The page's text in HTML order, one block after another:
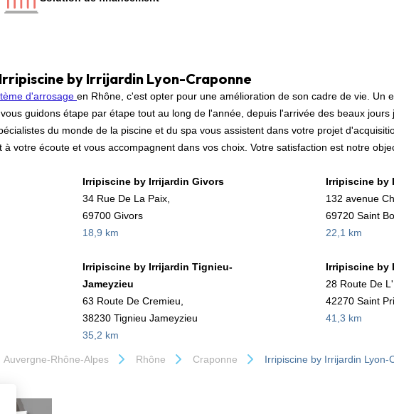
by Irrijardin Lyon-Craponne
d'arrosage en Rhône, c'est opter pour une amélioration de son cadre de vie. Un
guidons étape par étape tout au long de l'année, depuis l'arrivée des beaux
du monde de la piscine et du spa vous assistent dans votre projet
votre écoute et vous accompagnent dans vos choix. Votre satisfaction est notre
Irripiscine by Irrijardin Givors
34 Rue De La Paix,
69700 Givors
18,9 km
Irripiscine by
132 avenue
69720 Saint
22,1 km
Irripiscine by Irrijardin Tignieu-
Jameyzieu
63 Route De Cremieu,
38230 Tignieu Jameyzieu
35,2 km
Irripiscine by
28 Route De
42270 Saint
41,3 km
Auvergne-Rhône-Alpes Rhône Craponne Irripiscine by Irrijardin Lyon-